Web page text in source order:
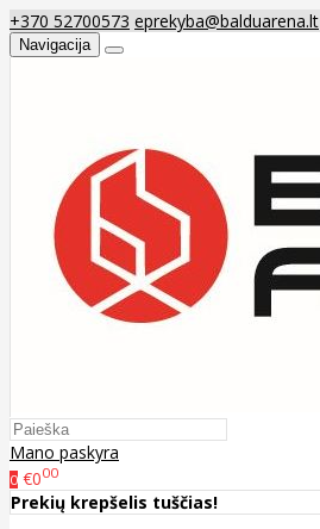
+370 52700573 eprekyba@balduarena.lt
Navigacija
Mano paskyra
0 €000
Prekių krepšelis tuščias!